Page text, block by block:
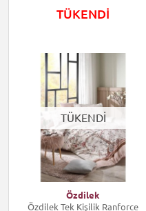
TÜKENDİ
TÜKENDİ
Özdilek
Özdilek Tek Kişilik Ranforce